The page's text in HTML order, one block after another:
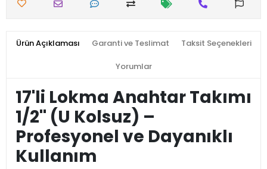
Ürün Açıklaması Garanti ve Teslimat Taksit Seçenekleri
Yorumlar
17'li Lokma Anahtar Takımı
1/2'' (U Kolsuz) –
Profesyonel ve Dayanıklı
Kullanım